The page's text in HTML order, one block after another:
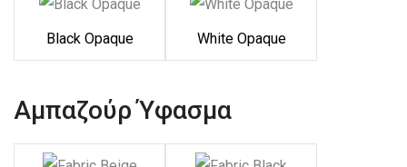
Black Opaque White Opaque
Αμπαζούρ Ύφασμα